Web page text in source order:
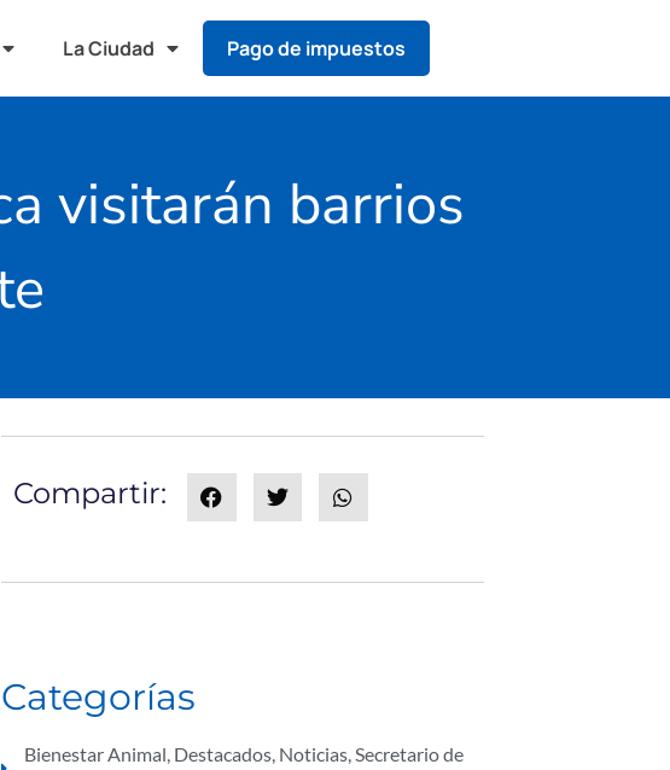
La Ciudad Pago de impuestos
visitarán barrios
Compartir:
Categorías
Bienestar Animal, Destacados, Noticias,Secretario de